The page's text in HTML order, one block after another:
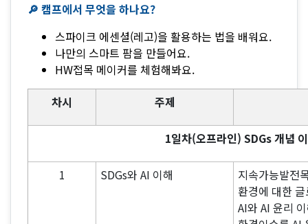
🔎 캠프에서 무엇을 하나요?
스파이크 에센셜(레고)을 활용하는 법을 배워요.
나만의 스마트 팜을 만들어요.
HW접목 메이커를 체험해봐요.
차시
주제
1일차(오프라인) SDGs 개념
1 SDGs와 AI 이해
지속가능발전
환경에 대한
AI와 AI 윤리